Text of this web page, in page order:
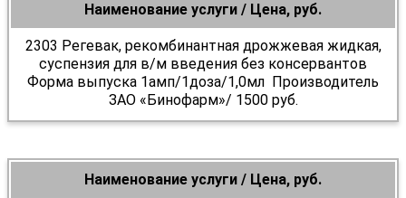
Наименование услуги / Цена, руб.
2303 Регевак, рекомбинантная дрожжевая жидкая,
суспензия для в/м введения без консервантов
Форма выпуска 1амп/1доза/1,0мл Производитель
ЗАО «Бинофарм»/ 1500 руб.
Наименование услуги / Цена, руб.